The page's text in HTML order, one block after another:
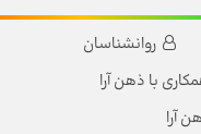
روانشناسان
با ذهن آرا
آرا